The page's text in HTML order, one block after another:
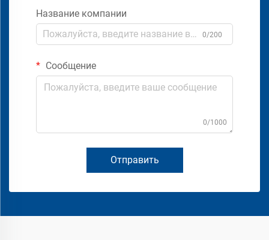
Название компании
0/200
Сообщение
0/1000
Отправить